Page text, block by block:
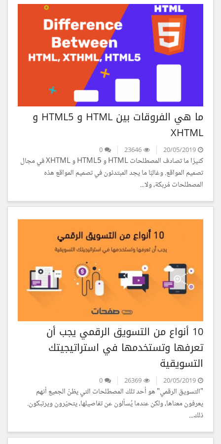
ما هي الفروقات بين HTML و HTML5 و
XHTML
كثيرًا ما تصادف المصطلحات HTML و HTML5 و XHTML في مجال
تصميم المواقع. وغالبًا ما يجد المبتدئون في تصميم المواقع هذه
المصطلحات مُربكة، ولا...
10 أنواع من التسويق الرقمي يجب أن
تعرفها وتستخدمها في استراتيجيتك
التسويقية
"التسويق الرقمي" هو أحد تلك المصطلحات التي يظنّ الجميع أنهم
يعرفون معناها، ولكن عندما يُسألون عن تفاصيلها، يتحيّرون ويرتبكون.
ذلك...